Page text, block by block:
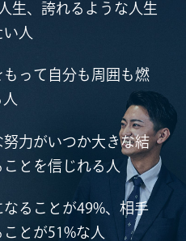
生、誇れるような人生
人
って自分も周囲も燃
力がいつか大きな結
とを信じれる人
ることが49%、相手
とが51%な人